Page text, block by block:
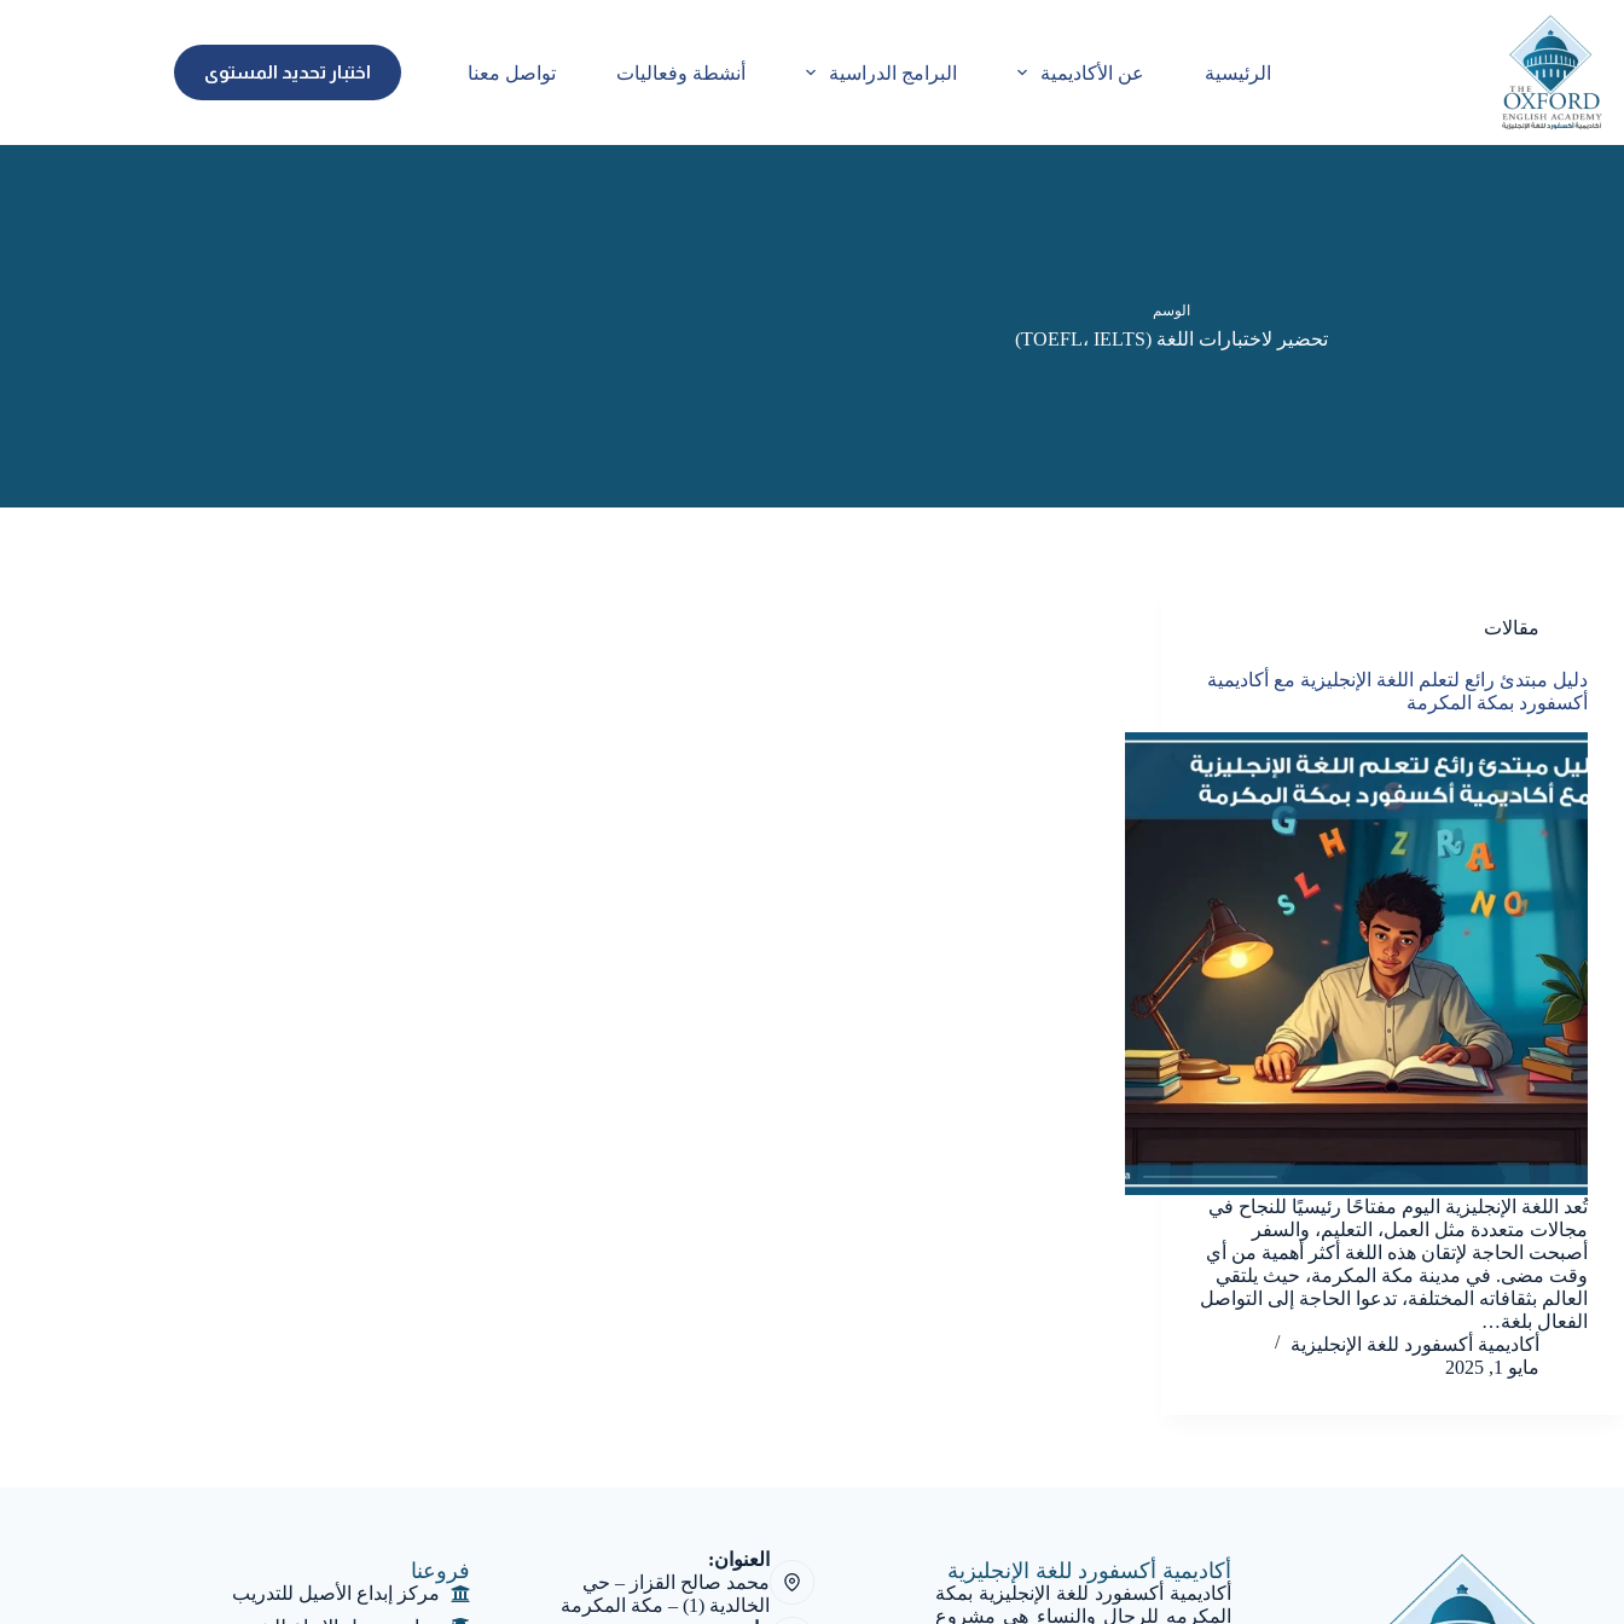
الرئيسية عن الأكاديمية البرامج الدراسية أنشطة وفعاليات تواصل معنا اختبار تحديد المستوى
الوسم
تحضير لاختبارات اللغة (TOEFL، IELTS)
مقالات
دليل مبتدئ رائع لتعلم اللغة الإنجليزية مع أكاديمية
أكسفورد بمكة المكرمة
تُعد اللغة الإنجليزية اليوم مفتاحًا رئيسيًا للنجاح في
مجالات متعددة مثل العمل، التعليم، والسفر
أصبحت الحاجة لإتقان هذه اللغة أكثر أهمية من أي
وقت مضى. في مدينة مكة المكرمة، حيث يلتقي
العالم بثقافاته المختلفة، تدعوا الحاجة إلى التواصل
الفعال بلغة…
أكاديمية أكسفورد للغة اﻹنجليزية
مايو 1, 2025
أكاديمية أكسفورد للغة الإنجليزية
أكاديمية أكسفورد للغة الإنجليزية بمكة
المكرمه للرجال والنساء هي مشروع
العنوان:
محمد صالح القزاز – حي
الخالدية (1) – مكة المكرمة
فروعنا
مركز إبداع الأصيل للتدريب